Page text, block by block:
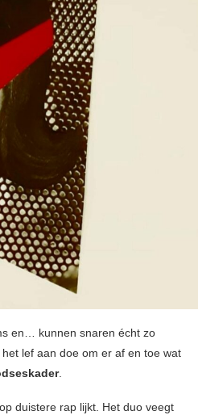
en… kunnen snaren écht zo
lef aan doe om er af en toe wat
.
duistere rap lijkt. Het duo veegt